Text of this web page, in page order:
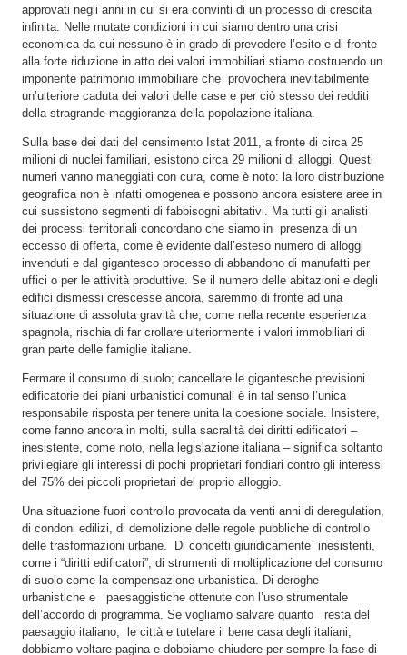
approvati negli anni in cui si era convinti di un processo di crescita
infinita. Nelle mutate condizioni in cui siamo dentro una crisi
economica da cui nessuno è in grado di prevedere l’esito e di fronte
alla forte riduzione in atto dei valori immobiliari stiamo costruendo un
imponente patrimonio immobiliare che provocherà inevitabilmente
un’ulteriore caduta dei valori delle case e per ciò stesso dei redditi
della stragrande maggioranza della popolazione italiana.
Sulla base dei dati del censimento Istat 2011, a fronte di circa 25
milioni di nuclei familiari, esistono circa 29 milioni di alloggi. Questi
numeri vanno maneggiati con cura, come è noto: la loro distribuzione
geografica non è infatti omogenea e possono ancora esistere aree in
cui sussistono segmenti di fabbisogni abitativi. Ma tutti gli analisti
dei processi territoriali concordano che siamo in presenza di un
eccesso di offerta, come è evidente dall’esteso numero di alloggi
invenduti e dal gigantesco processo di abbandono di manufatti per
uffici o per le attività produttive. Se il numero delle abitazioni e degli
edifici dismessi crescesse ancora, saremmo di fronte ad una
situazione di assoluta gravità che, come nella recente esperienza
spagnola, rischia di far crollare ulteriormente i valori immobiliari di
gran parte delle famiglie italiane.
Fermare il consumo di suolo; cancellare le gigantesche previsioni
edificatorie dei piani urbanistici comunali è in tal senso l’unica
responsabile risposta per tenere unita la coesione sociale. Insistere,
come fanno ancora in molti, sulla sacralità dei diritti edificatori –
inesistente, come noto, nella legislazione italiana – significa soltanto
privilegiare gli interessi di pochi proprietari fondiari contro gli interessi
del 75% dei piccoli proprietari del proprio alloggio.
Una situazione fuori controllo provocata da venti anni di deregulation,
di condoni edilizi, di demolizione delle regole pubbliche di controllo
delle trasformazioni urbane. Di concetti giuridicamente inesistenti,
come i “diritti edificatori”, di strumenti di moltiplicazione del consumo
di suolo come la compensazione urbanistica. Di deroghe
urbanistiche e paesaggistiche ottenute con l’uso strumentale
dell’accordo di programma. Se vogliamo salvare quanto resta del
paesaggio italiano, le città e tutelare il bene casa degli italiani,
dobbiamo voltare pagina e dobbiamo chiudere per sempre la fase di